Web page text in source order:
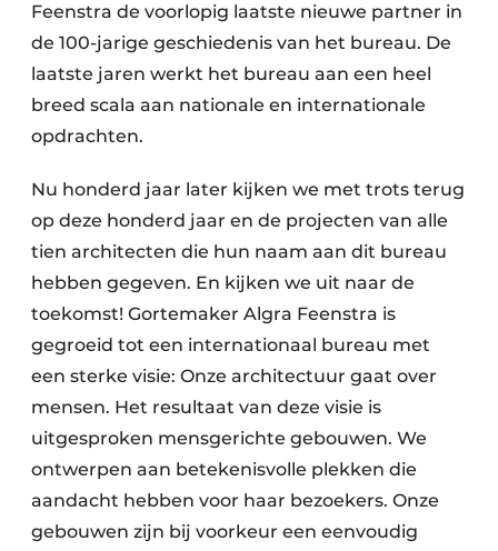
Feenstra de voorlopig laatste nieuwe partner in
de 100-jarige geschiedenis van het bureau. De
laatste jaren werkt het bureau aan een heel
breed scala aan nationale en internationale
opdrachten.
Nu honderd jaar later kijken we met trots terug
op deze honderd jaar en de projecten van alle
tien architecten die hun naam aan dit bureau
hebben gegeven. En kijken we uit naar de
toekomst! Gortemaker Algra Feenstra is
gegroeid tot een internationaal bureau met
een sterke visie: Onze architectuur gaat over
mensen. Het resultaat van deze visie is
uitgesproken mensgerichte gebouwen. We
ontwerpen aan betekenisvolle plekken die
aandacht hebben voor haar bezoekers. Onze
gebouwen zijn bij voorkeur een eenvoudig